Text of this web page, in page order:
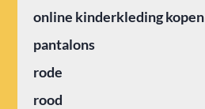
online kinderkleding kopen
pantalons
rode
rood